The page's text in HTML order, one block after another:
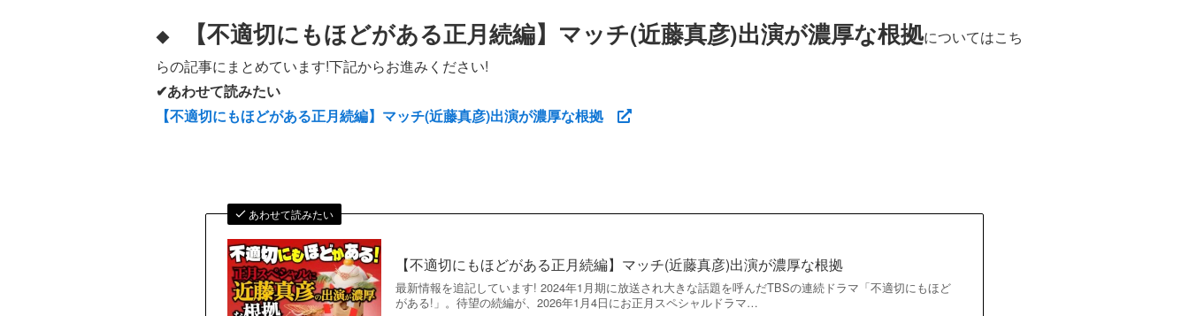
◆ 【不適切にもほどがある正月続編】マッチ(近藤真彦)出演が濃厚な根拠についてはこち
らの記事にまとめています!下記からお進みください!
✔あわせて読みたい
【不適切にもほどがある正月続編】マッチ(近藤真彦)出演が濃厚な根拠
あわせて読みたい
【不適切にもほどがある正月続編】マッチ(近藤真彦)出演が濃厚な根拠
最新情報を追記しています! 2024年1月期に放送され大きな話題を呼んだTBSの連続ドラマ「不適切にもほど
がある!」。待望の続編が、2026年1月4日にお正月スペシャルドラマ…